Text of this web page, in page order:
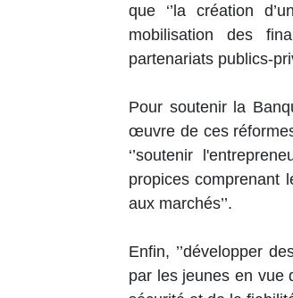
que ‘’la création
mobilisation des
partenariats publics-
Pour soutenir la
œuvre de ces
‘’soutenir
propices comprenant
aux marchés’’.
Enfin, ’’développer
par les jeunes en vue